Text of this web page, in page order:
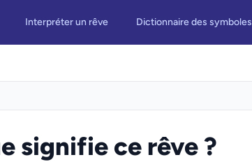
Interpréter un rêve Dictionnaire des symboles
signifie ce rêve ?